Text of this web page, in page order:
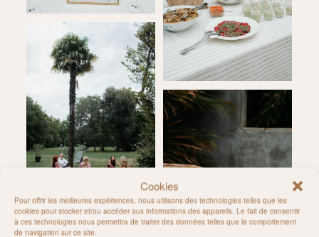
Cookies
Pour offrir les meilleures expériences, nous utilisons des technologies telles que les
cookies pour stocker et/ou accéder aux informations des appareils. Le fait de consentir
à ces technologies nous permettra de traiter des données telles que le comportement
de navigation sur ce site.